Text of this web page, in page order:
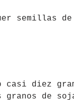
semillas de
casi diez
de